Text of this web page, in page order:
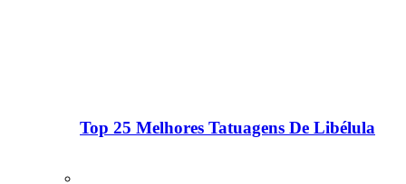
Top 25 Melhores Tatuagens De Libélula